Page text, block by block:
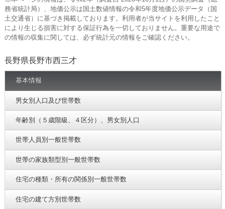
務省統計局）、地価公示は国土数値情報の令和5年度地価公示データ（国
土交通省）に基づき掲載しております。利用者が当サイトを利用したこと
により生じる損害に対する保証行為を一切しておりません。重要な用途で
の情報の収集に関しては、必ず統計元の情報をご確認ください。
長野県長野市西三才
基本情報
男女別人口及び世帯数
年齢別（５歳階級、４区分）、男女別人口
世帯人員別一般世帯数
世帯の家族類型別一般世帯数
住宅の種類・所有の関係別一般世帯数
住宅の建て方別世帯数